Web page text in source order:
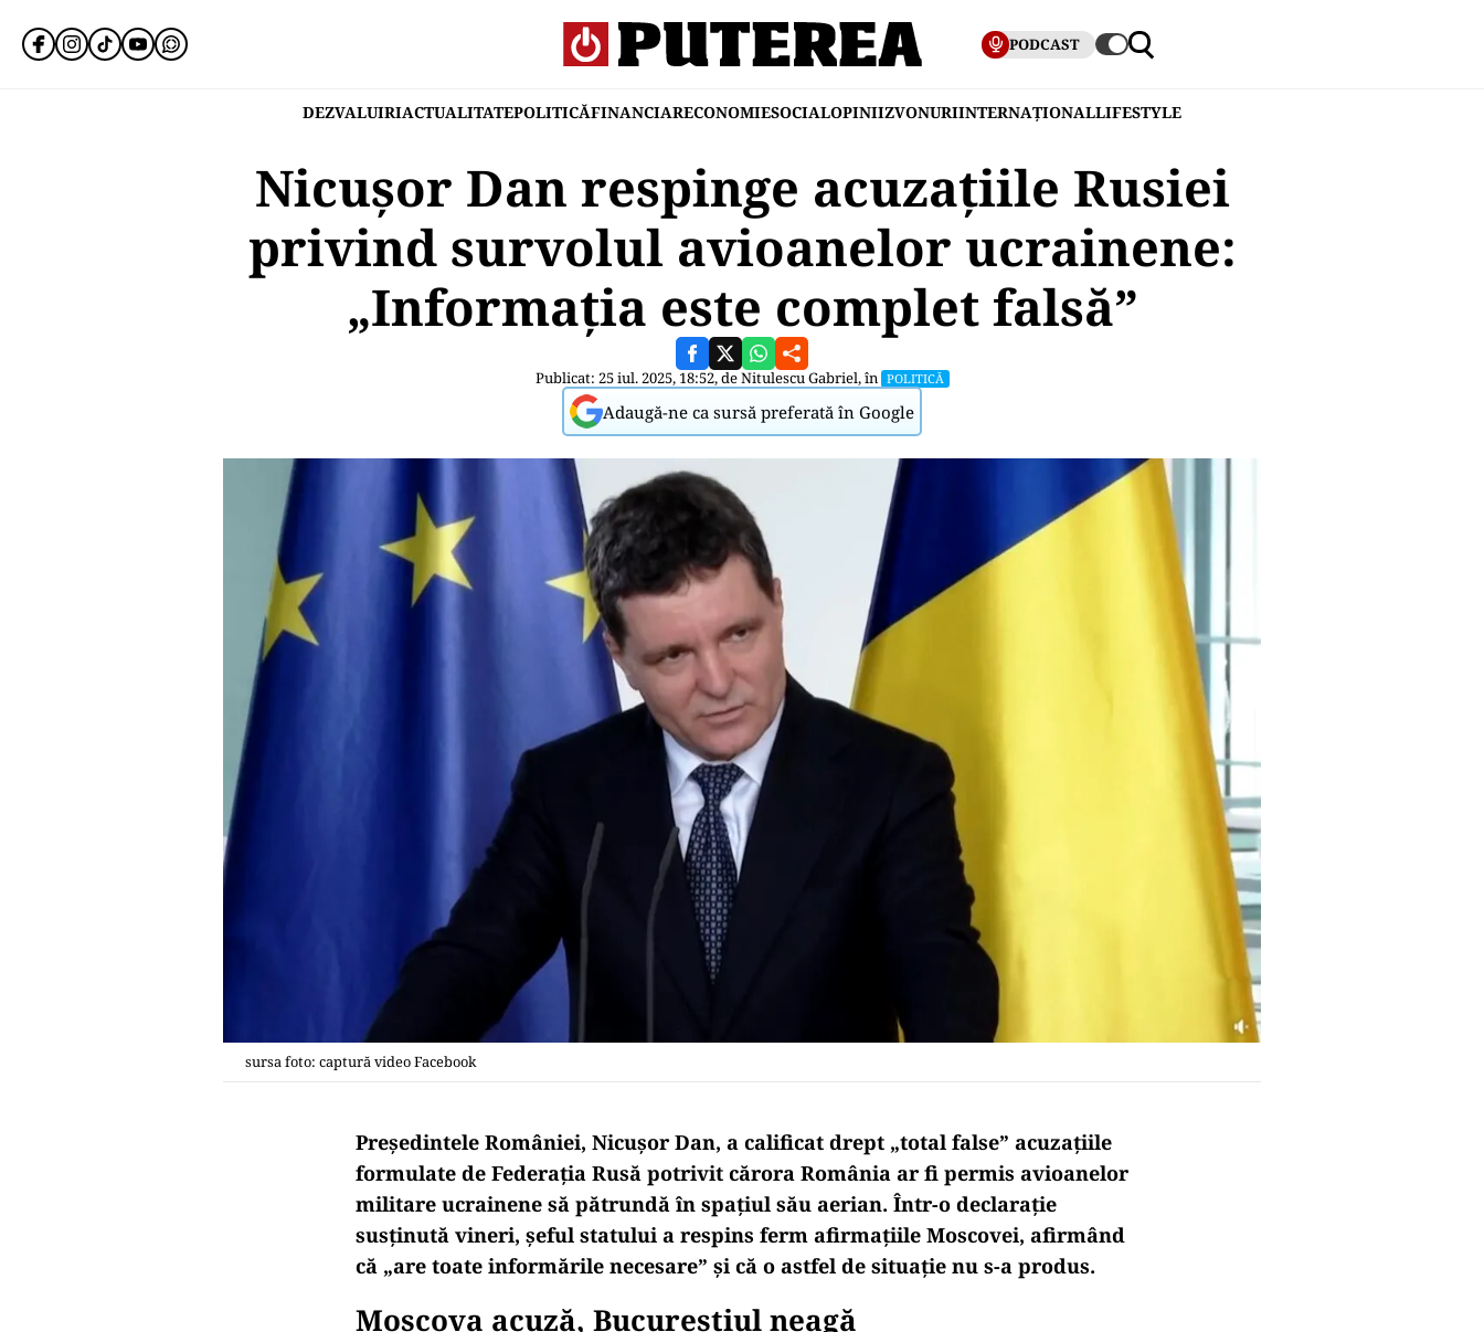
PODCAST
DEZVALUIRIACTUALITATEPOLITICĂFINANCIARECONOMIESOCIALOPINIIZVONURIINTERNAȚIONALLIFESTYLE
Nicușor Dan respinge acuzațiile Rusiei
privind survolul avioanelor ucrainene:
„Informația este complet falsă”
Publicat: 25 iul. 2025, 18:52, deNitulescu Gabriel, în POLITICĂ
Adaugă-ne ca sursă preferată în Google
sursa foto: captură video Facebook
Președintele României, Nicușor Dan, a calificat drept „total false” acuzațiile
formulate de Federația Rusă potrivit cărora România ar fi permis avioanelor
militare ucrainene să pătrundă în spațiul său aerian. Într-o declarație
susținută vineri, șeful statului a respins ferm afirmațiile Moscovei, afirmând
că „are toate informările necesare” și că o astfel de situație nu s-a produs.
Moscova acuză, Bucureștiul neagă